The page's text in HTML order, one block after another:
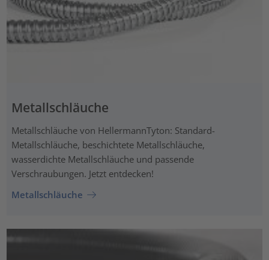
Metallschläuche
Metallschläuche von HellermannTyton: Standard-
Metallschläuche, beschichtete Metallschläuche,
wasserdichte Metallschläuche und passende
Verschraubungen. Jetzt entdecken!
Metallschläuche